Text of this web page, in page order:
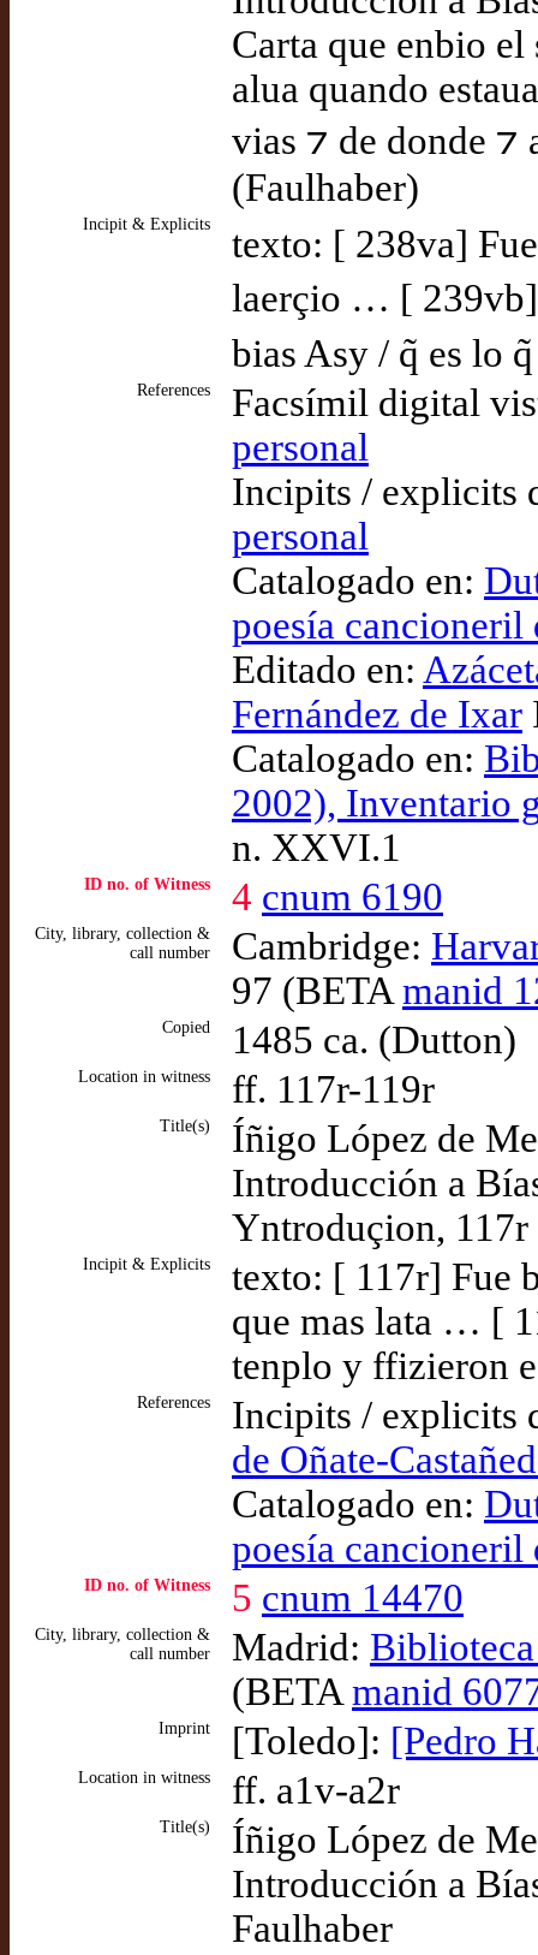
Carta que enbio
alua quando
vias ⁊ de donde ⁊
(Faulhaber)
Incipit & Explicits
texto: [ 238va]
laerçio … [
bias Asy / q̃ es lo
References
Facsímil digital
personal
Incipits / explicits
personal
Catalogado en:
poesía
Editado en:
Fernández de Ixar
Catalogado en:
2002), Inventario
n. XXVI.1
ID no. of Witness 4 cnum 6190
City, library, collection &
call number
Cambridge:
97 (BETA manid
Copied 1485 ca. (Dutton)
Location in witness ff. 117r-119r
Title(s)
Íñigo López de
Introducción a
Yntroduçion,
Incipit & Explicits
texto: [ 117r] Fue
que mas lata … [
tenplo y ffizieron
References
Incipits / explicits
de Oñate-
Catalogado en:
poesía
ID no. of Witness 5 cnum 14470
City, library, collection &
call number
Madrid:
(BETA manid
Imprint [Toledo]: [Pedro
Location in witness ff. a1v-a2r
Title(s)
Íñigo López de
Introducción a
Faulhaber